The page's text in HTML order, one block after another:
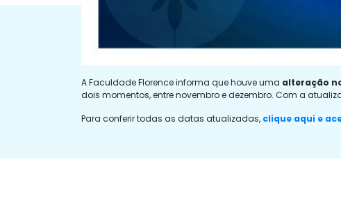
A Faculdade Florence informa que houve uma alteração
dois momentos, entre novembro e dezembro. Com a
Para conferir todas as datas atualizadas, clique aqui e